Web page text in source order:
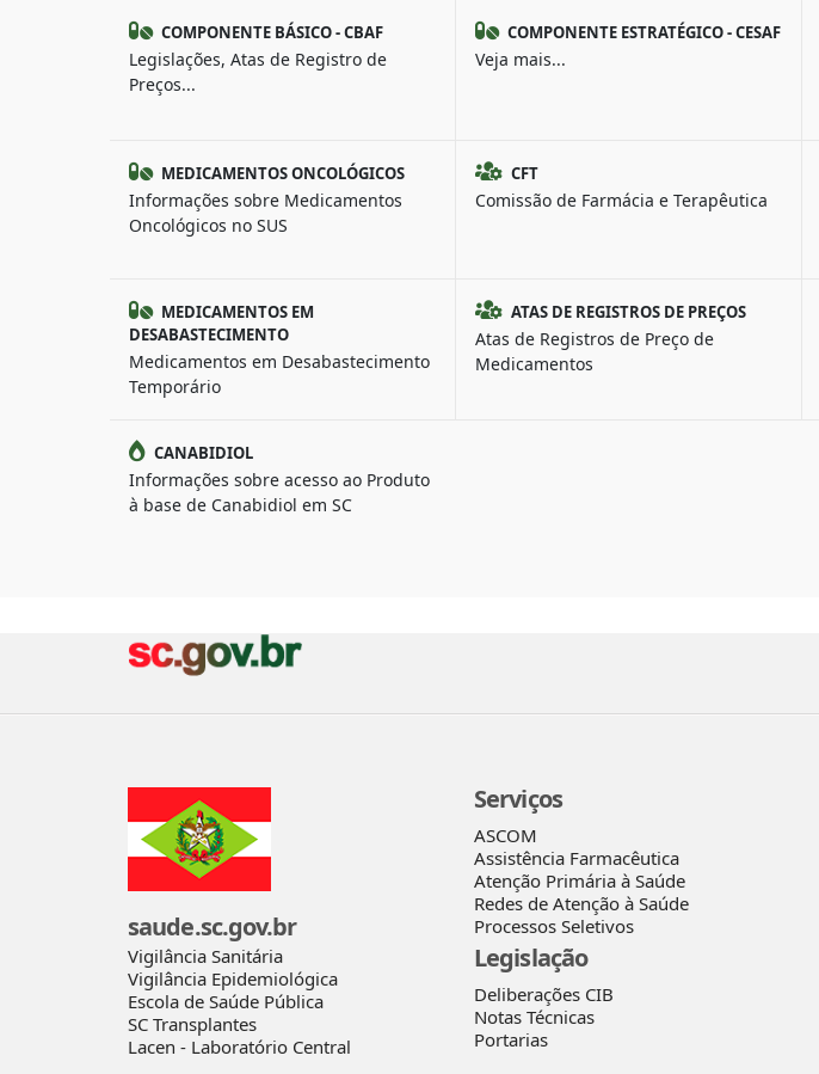
COMPONENTE BÁSICO - CBAF
Legislações, Atas de Registro de
Preços...
COMPONENTE ESTRATÉGICO - CESAF
Veja mais...
MEDICAMENTOS ONCOLÓGICOS
Informações sobre Medicamentos
Oncológicos no SUS
CFT
Comissão de Farmácia e Terapêutica
MEDICAMENTOS EM
DESABASTECIMENTO
Medicamentos em Desabastecimento
Temporário
ATAS DE REGISTROS DE PREÇOS
Atas de Registros de Preço de
Medicamentos
CANABIDIOL
Informações sobre acesso ao Produto
à base de Canabidiol em SC
saude.sc.gov.br
Vigilância Sanitária
Vigilância Epidemiológica
Escola de Saúde Pública
SC Transplantes
Lacen - Laboratório Central
Serviços
ASCOM
Assistência Farmacêutica
Atenção Primária à Saúde
Redes de Atenção à Saúde
Processos Seletivos
Legislação
Deliberações CIB
Notas Técnicas
Portarias